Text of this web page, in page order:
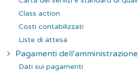
Class action
Costi contabilizzati
Liste di attesa
Pagamenti dell’amministrazione
Dati sui pagamenti